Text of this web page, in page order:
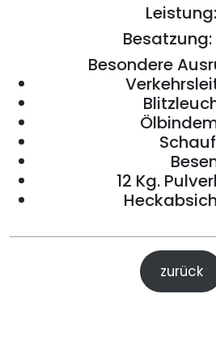
Leistung:
Besatzung:
Besondere
12 Kg.
zurück